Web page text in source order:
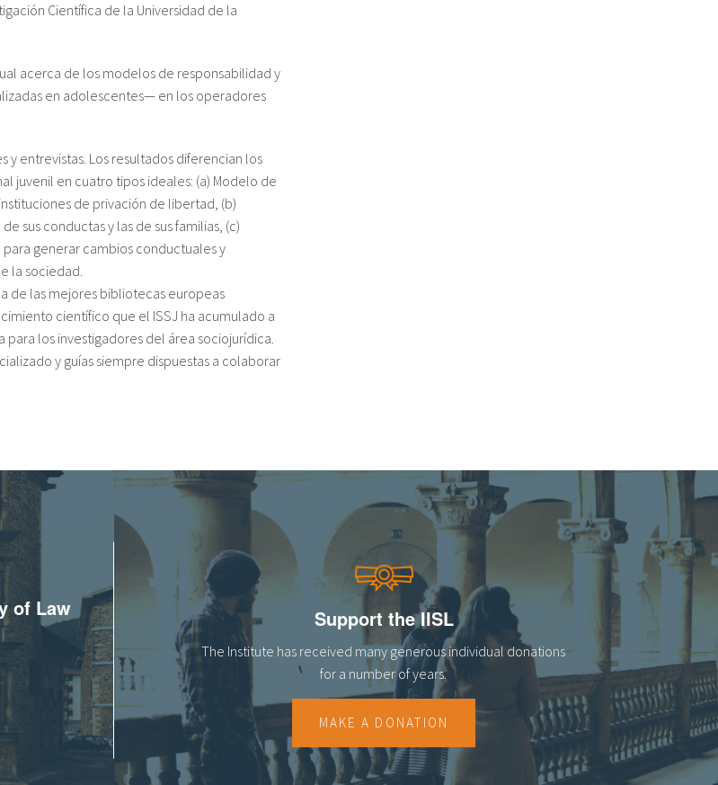
Científica de la Universidad de la
acerca de los modelos de responsabilidad y
en adolescentes— en los operadores
entrevistas. Los resultados diferencian los
juvenil en cuatro tipos ideales: (a) Modelo de
de privación de libertad, (b)
sus conductas y las de sus familias, (c)
generar cambios conductuales y
la sociedad.
de las mejores bibliotecas europeas
científico que el ISSJ ha acumulado a
los investigadores del área sociojurídica.
y guías siempre dispuestas a colaborar
of Law Support the IISL
The Institute has received many generous individual donations
for a number of years.
MAKE A DONATION